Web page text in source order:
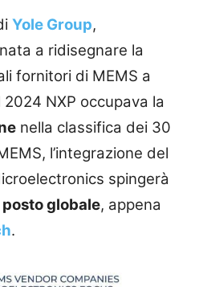
Yole Group,
a ridisegnare la
fornitori di MEMS a
NXP occupava la
nella classifica dei 30
l’integrazione del
spingerà
globale, appena
.